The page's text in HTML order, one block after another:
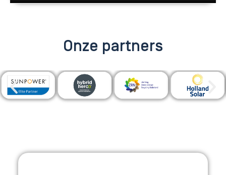
Onze partners